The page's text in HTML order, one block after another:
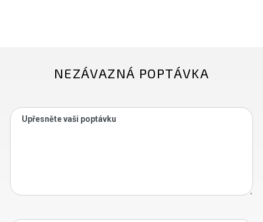
NEZÁVAZNÁ POPTÁVKA
Upřesněte vaši poptávku